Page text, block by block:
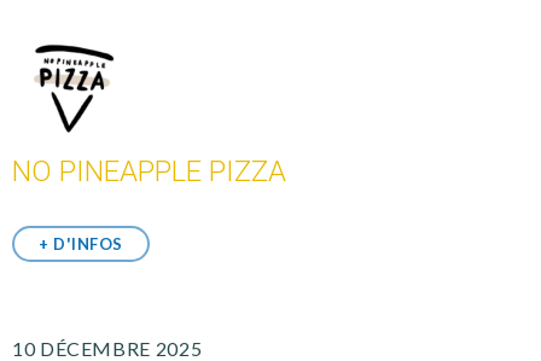
NO PINEAPPLE PIZZA
+ D'INFOS
10 DÉCEMBRE 2025